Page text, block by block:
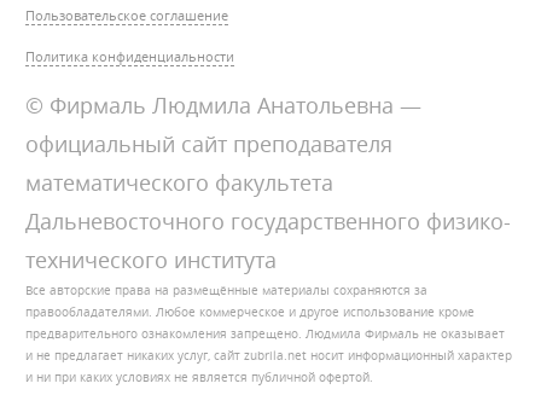
Пользовательское соглашение
Политика конфиденциальности
© Фирмаль Людмила Анатольевна —
официальный сайт преподавателя
математического факультета
Дальневосточного государственного физико-
технического института
Все авторские права на размещённые материалы сохраняются за
правообладателями. Любое коммерческое и другое использование кроме
предварительного ознакомления запрещено. Людмила Фирмаль не оказывает
и не предлагает никаких услуг, сайт zubrila.net носит информационный характер
и ни при каких условиях не является публичной офертой.